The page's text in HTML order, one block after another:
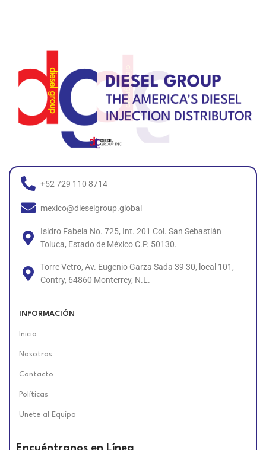
+52 729 110 8714
mexico@dieselgroup.global
Isidro Fabela No. 725, Int. 201 Col. San Sebastián
Toluca, Estado de México C.P. 50130.
Torre Vetro, Av. Eugenio Garza Sada 39 30, local 101,
Contry, 64860 Monterrey, N.L.
INFORMACIÓN
Inicio
Nosotros
Contacto
Políticas
Unete al Equipo